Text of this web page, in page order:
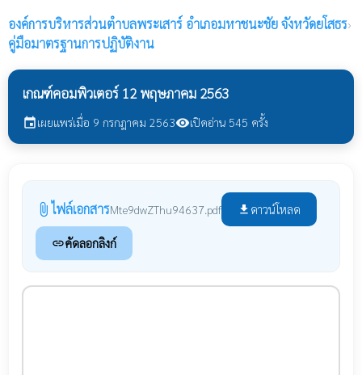
องค์การบริหารส่วนตำบลพระเสาร์ อำเภอมหาชนะชัย จังหวัดยโสธร›
คู่มือมาตรฐานการปฏิบัติงาน
เกณฑ์คอมพิวเตอร์ 12 พฤษภาคม 2563
eventเผยแพร่เมื่อ 9 กรกฎาคม 2563visibilityเปิดอ่าน 545 ครั้ง
attach_file ไฟล์เอกสารMte9dwZThu94637.pdf file_download ดาวน์โหลด
linkคัดลอกลิงก์